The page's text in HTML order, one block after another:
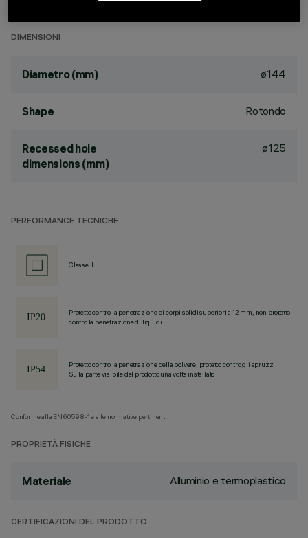
DIMENSIONI
Diametro (mm) ø144
Shape Rotondo
Recessed hole
dimensions (mm)
ø125
PERFORMANCE TECNICHE
Classe II
Protetto contro la penetrazione di corpi solidi superiori a 12 mm, non protetto
contro la penetrazione di liquidi.
Protetto contro la penetrazione della polvere, protetto contro gli spruzzi.
Sulla parte visibile del prodotto una volta installato
Conforme alla EN60598-1 e alle normative pertinenti.
PROPRIETÀ FISICHE
Materiale Alluminio e termoplastico
CERTIFICAZIONI DEL PRODOTTO